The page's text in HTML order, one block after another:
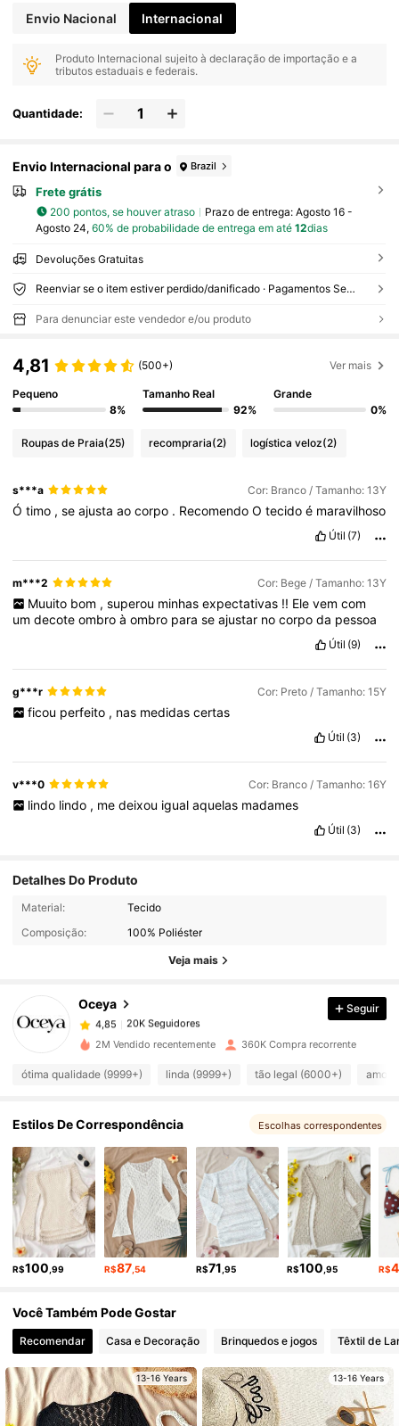
Envio Nacional Internacional
Produto Internacional sujeito à declaração de importação e a
tributos estaduais e federais.
Quantidade:
Envio Internacional para o Brazil
Frete grátis
200 pontos, se houver atraso Prazo de entrega: Agosto 16 -
Agosto 24, 60% de probabilidade de entrega em até 12dias
Devoluções Gratuitas
Reenviar se o item estiver perdido/danificado · Pagamentos Seguros · Proteção de privacidade
Para denunciar este vendedor e/ou produto
4,81 (500+) Ver mais
Pequeno
8%
Tamanho Real
92%
Grande
0%
Roupas de Praia(25) recompraria(2) logística veloz(2)
s***a Cor: Branco / Tamanho: 13Y
Ótimo ,seajustaaocorpo . RecomendoOtecidoé maravilhoso
Útil (7)
m***2 Cor: Bege / Tamanho: 13Y
Muuito bom , superou minhas expectativas !! Ele vem com
umdecoteombroàombro paraseajustar nocorpoda pessoa
Útil (9)
g***r Cor: Preto / Tamanho: 15Y
ficou perfeito , nas medidas certas
Útil (3)
v***0 Cor: Branco / Tamanho: 16Y
lindo lindo , me deixou igual aquelas madames
Útil (3)
Detalhes Do Produto
Material:
Tecido
Composição:
100% Poliéster
Veja mais
Oceya
20K Seguidores
4,85
20K Seguidores
v***0
pago1 dia atrás
4,85
4,85 20K Seguidores
4,85 20K Seguidores
4,85 20K Seguidores
4,85 20K Seguidores
4,85 20K Seguidores
Seguir
2M Vendido recentemente 360K Compra recorrente
ótima qualidade (9999+) linda (9999+) tão legal (6000+) amor
Estilos De Correspondência Escolhas correspondentes
R$100 ,99 R$87 ,54 R$71 ,95 R$100 ,95 R$
Você Também Pode Gostar
Recomendar Casa e Decoração Brinquedos e jogos Têxtil de
13-16 Years 13-16 Years